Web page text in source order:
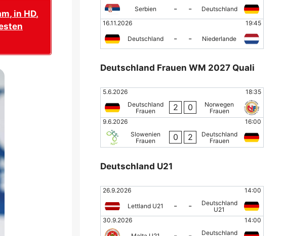
in HD,
Serbien - -
Deutschland
16.11.2026
19:45
Deutschland - - Niederlande
Deutschland Frauen WM 2027 Quali
5.6.2026
18:35
Deutschland
Frauen
2 0
Norwegen
Frauen
9.6.2026
16:00
Slowenien
Frauen
0 2
Deutschland
Frauen
Deutschland U21
26.9.2026 14:00
Lettland U21 - -
Deutschland
U21
30.9.2026
14:00
Deutschland